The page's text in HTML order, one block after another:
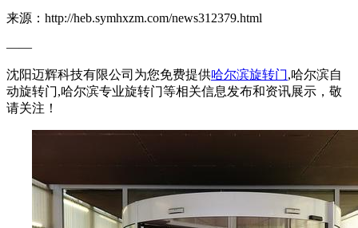
来源：http://heb.symhxzm.com/news312379.html
——
沈阳迈辉科技有限公司为您免费提供哈尔滨旋转门,哈尔滨自
动旋转门,哈尔滨专业旋转门等相关信息发布和资讯展示，敬
请关注！